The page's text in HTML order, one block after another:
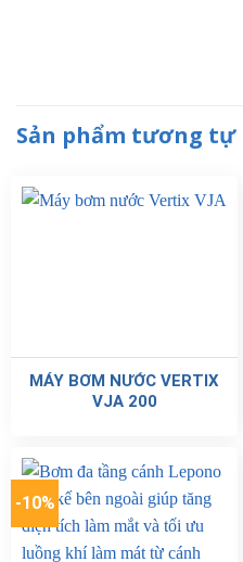
Sản phẩm tương tự
MÁY BƠM NƯỚC VERTIX
VJA 200
-10%